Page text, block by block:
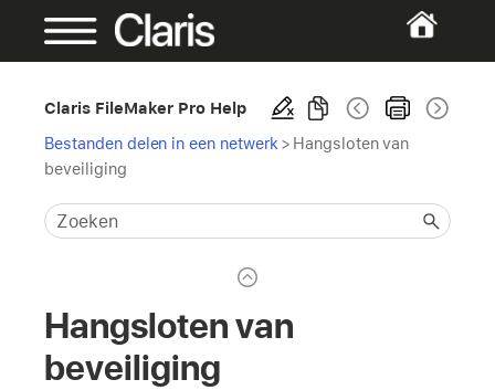
Claris FileMaker Pro Help
Bestanden delen in een netwerk > Hangsloten van
beveiliging
Hangsloten van
beveiliging